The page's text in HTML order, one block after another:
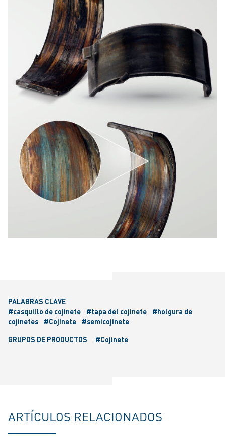
PALABRAS CLAVE
#casquillo de cojinete
#tapa del cojinete
#holgura de
cojinetes
#Cojinete
#semicojinete
GRUPOS DE PRODUCTOS
#Cojinete
ARTÍCULOS RELACIONADOS